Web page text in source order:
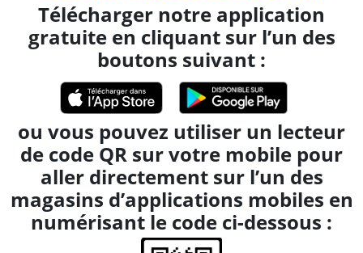
Télécharger notre application
gratuite en cliquant sur l’un des
boutons suivant :
ou vous pouvez utiliser un lecteur
de code QR sur votre mobile pour
aller directement sur l’un des
magasins d’applications mobiles en
numérisant le code ci-dessous :